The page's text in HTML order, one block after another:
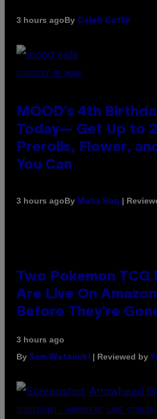
3 hours agoBy Caleb Catlin
COURTESY OF MOOD
MOOD’s 4th
Today— Get Up to
Prerolls, Flower,
You Can
3 hours agoBy Maha Haq |
Two Pokemon TCG
Are Live On
Before They’re
3 hours ago
By Sam Watanuki | Reviewed by
SCREENSHOT: ARROWHEAD GAME STUDIOS